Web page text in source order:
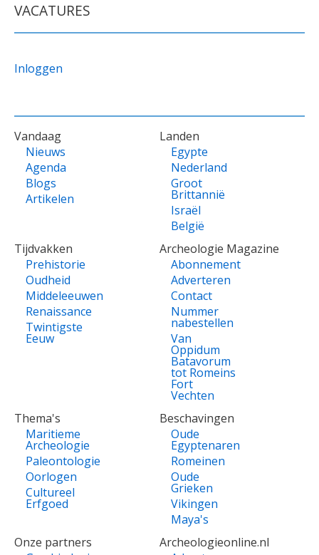
VACATURES
Inloggen
VOET
Vandaag
Nieuws
Agenda
Blogs
Artikelen
Landen
Egypte
Nederland
Groot
Brittannië
Israël
België
Tijdvakken
Prehistorie
Oudheid
Middeleeuwen
Renaissance
Twintigste
Eeuw
Archeologie Magazine
Abonnement
Adverteren
Contact
Nummer
nabestellen
Van
Oppidum
Batavorum
tot Romeins
Fort
Vechten
Thema's
Maritieme
Archeologie
Paleontologie
Oorlogen
Cultureel
Erfgoed
Beschavingen
Oude
Egyptenaren
Romeinen
Oude
Grieken
Vikingen
Maya's
Onze partners
Archeologieonline.nl